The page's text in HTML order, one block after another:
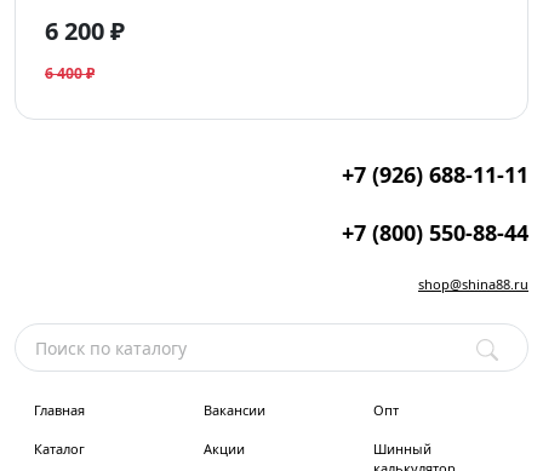
6 200 ₽
6 400 ₽
+7 (926) 688-11-11
+7 (800) 550-88-44
shop@shina88.ru
Главная
Каталог
Вакансии
Акции
Опт
Шинный